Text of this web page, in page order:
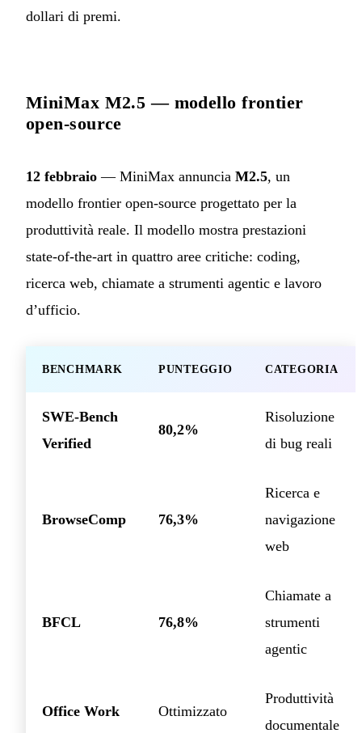
dollari di premi.
MiniMax M2.5 — modello frontier
open-source
12 febbraio — MiniMax annuncia M2.5, un
modello frontier open-source progettato per la
produttività reale. Il modello mostra prestazioni
state-of-the-art in quattro aree critiche: coding,
ricerca web, chiamate a strumenti agentic e lavoro
d’ufficio.
BENCHMARK PUNTEGGIO CATEGORIA
SWE-Bench
Verified
80,2%
Risoluzione
di bug reali
BrowseComp 76,3%
Ricerca e
navigazione
web
BFCL 76,8%
Chiamate a
strumenti
agentic
Office Work Ottimizzato
Produttività
documentale